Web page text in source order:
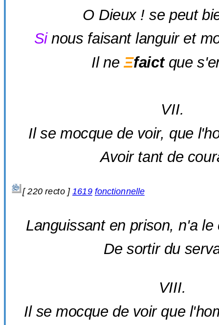
O Dieux ! se peut
Sinous faisant languir et
Il neΞfaictque
VII.
Il se mocque de voir, que
Avoir tant de
[ 220 recto ]1619 fonctionnelle
Languissant en prison, n'a
De sortir du
VIII.
Il se mocque de voir que